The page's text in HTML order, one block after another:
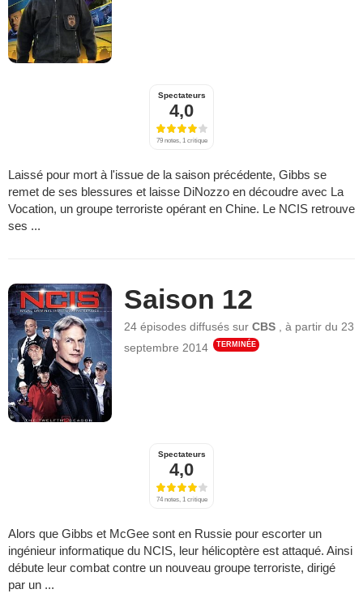
Spectateurs
4,0
79 notes, 1 critique
Laissé pour mort à l'issue de la saison précédente, Gibbs se
remet de ses blessures et laisse DiNozzo en découdre avec La
Vocation, un groupe terroriste opérant en Chine. Le NCIS retrouve
ses ...
Saison 12
24 épisodes diffusés surCBS ,à partir du23
septembre 2014
TERMINÉE
Spectateurs
4,0
74 notes, 1 critique
Alors que Gibbs et McGee sont en Russie pour escorter un
ingénieur informatique du NCIS, leur hélicoptère est attaqué. Ainsi
débute leur combat contre un nouveau groupe terroriste, dirigé
par un ...